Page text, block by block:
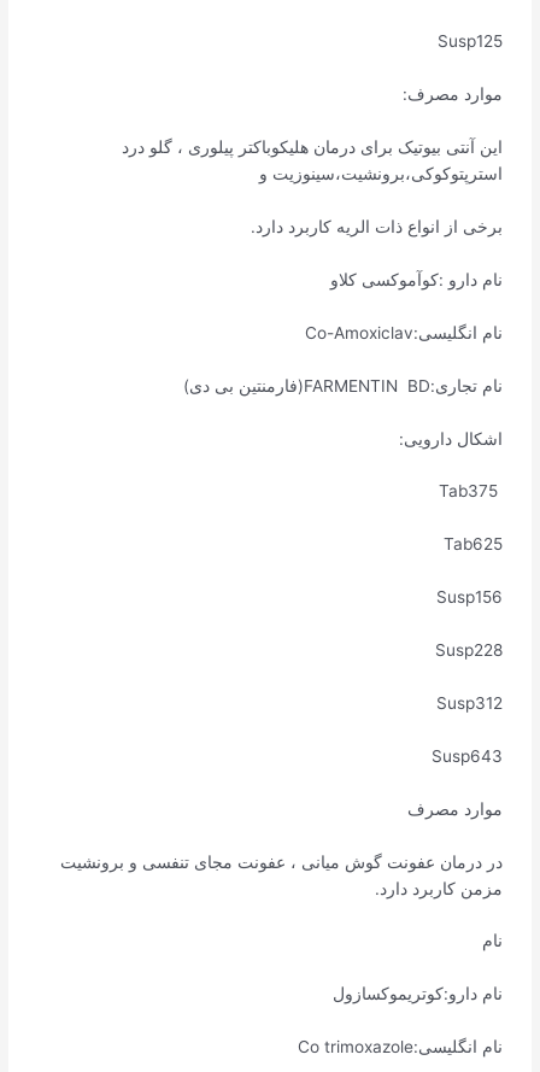
Susp125
موارد مصرف:
این آنتی بیوتیک برای درمان هلیکوباکتر پیلوری ، گلو درد
استرپتوکوکی،برونشیت،سینوزیت و
برخی از انواع ذات الریه کاربرد دارد.
نام دارو :کوآموکسی کلاو
نام انگلیسی:Co-Amoxiclav
نام تجاری:FARMENTIN BD(فارمنتین بی دی)
اشکال دارویی:
Tab375
Tab625
Susp156
Susp228
Susp312
Susp643
موارد مصرف
در درمان عفونت گوش میانی ، عفونت مجای تنفسی و برونشیت
مزمن کاربرد دارد.
نام
نام دارو:کوتریموکسازول
نام انگلیسی:Co trimoxazole